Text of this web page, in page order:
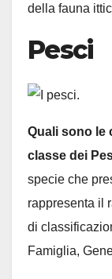
della fauna
Pesci
Quali sono le
classe dei
specie che
rappresenta il
di
Famiglia,